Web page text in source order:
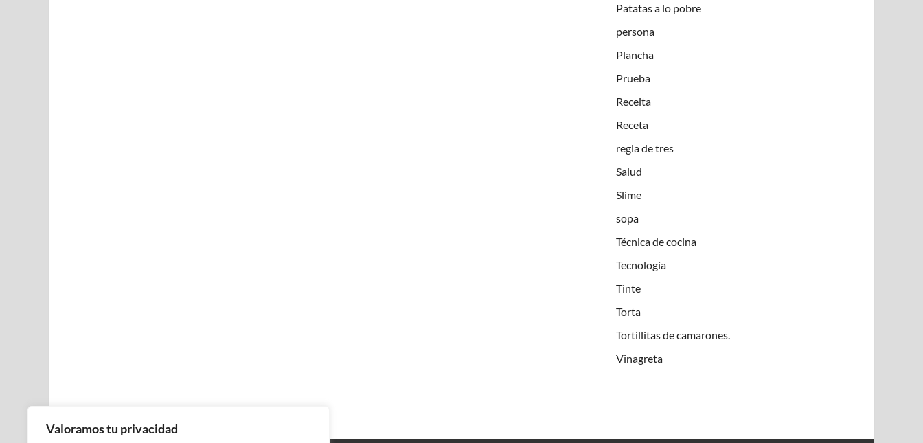
Valoramos tu privacidad
Patatas a lo pobre
persona
Plancha
Prueba
Receita
Receta
regla de tres
Salud
Slime
sopa
Técnica de cocina
Tecnología
Tinte
Torta
Tortillitas de camarones.
Vinagreta